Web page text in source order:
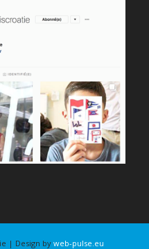
| Design by web-pulse.eu